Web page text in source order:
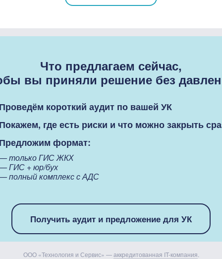
Что предлагаем сейчас,
вы приняли решение без
короткий аудит по вашей УК
где есть риски и что можно закрыть
формат:
только ГИС ЖКХ
ГИС + юр/бух
полный комплекс с АДС
Получить аудит и предложение для УК
ООО «Технология и Сервис» —аккредитованная IT-компания